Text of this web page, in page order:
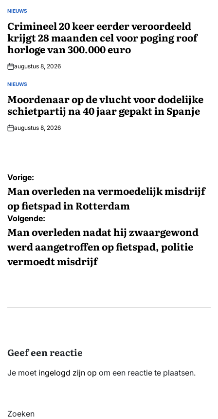
GEPLAATST
NIEUWS
Crimineel 20 keer eerder veroordeeld
krijgt 28 maanden cel voor poging roof
horloge van 300.000 euro
augustus 8, 2026
GEPLAATST
NIEUWS
Moordenaar op de vlucht voor dodelijke
schietpartij na 40 jaar gepakt in Spanje
augustus 8, 2026
Bericht
navigatie
Vorige:
Man overleden na vermoedelijk misdrijf
op fietspad in Rotterdam
Volgende:
Man overleden nadat hij zwaargewond
werd aangetroffen op fietspad, politie
vermoedt misdrijf
Geef een reactie
Je moet ingelogd zijn op om een reactie te plaatsen.
Zoeken